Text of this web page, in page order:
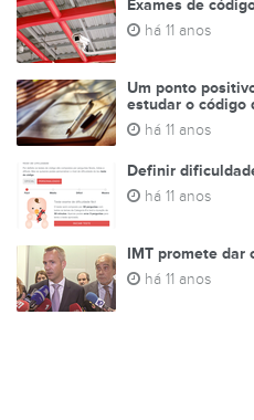
Exames de
há 11 anos
Um ponto
estudar o código
há 11 anos
Definir
há 11 anos
IMT promete dar
há 11 anos